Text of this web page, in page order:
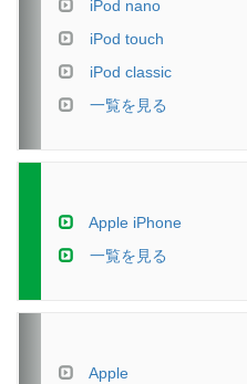
iPod nano
iPod touch
iPod classic
一覧を見る
Apple iPhone
一覧を見る
Apple